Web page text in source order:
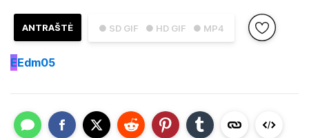
● SD GIF ● HD GIF ● MP4
ANTRAŠTĖ
EEdm05